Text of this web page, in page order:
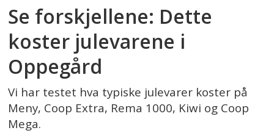
Se forskjellene: Dette
koster julevarene i
Oppegård
Vi har testet hva typiske julevarer koster på
Meny, Coop Extra, Rema 1000, Kiwi og Coop
Mega.